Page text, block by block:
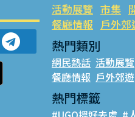
活動展覽 市集
餐廳情報 戶外郊
熱門類別
網民熱話 活動展覽
餐廳情報 戶外郊遊
熱門標籤